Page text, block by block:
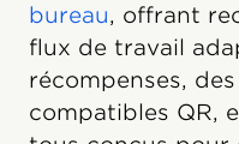
bureau, offrant
flux de travail
récompenses,
compatibles QR,